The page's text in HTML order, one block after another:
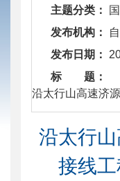
主题分类：
发布机构：
发布日期：
标 题：
沿太行山高速济
沿太行
接线